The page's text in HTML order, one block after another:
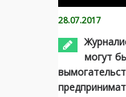
28.07.2017
могут